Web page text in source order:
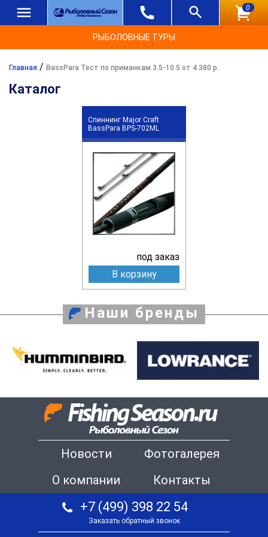
0
РЫБОЛОВНЫЕ ТУРЫ
Главная / BassPara Тест по приманкам 3.5-10.5 от 4 380 р.
Каталог
Спиннинг Major Craft
BassPara BPS-702ML
под заказ
В корзину
Наши бренды
Новости
Фотогалерея
О компании
Контакты
+7 (499) 398 22 54
Заказать обратный звонок